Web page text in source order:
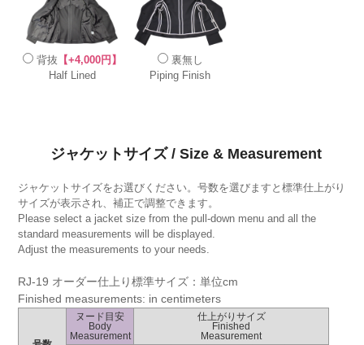
背抜 【+4,000円】
Half Lined
裏無し
Piping Finish
ジャケットサイズ / Size & Measurement
ジャケットサイズをお選びください。号数を選びますと標準仕上がり
サイズが表示され、補正で調整できます。
Please select a jacket size from the pull-down menu and all the
standard measurements will be displayed.
Adjust the measurements to your needs.
RJ-19 オーダー仕上り標準サイズ：単位cm
Finished measurements: in centimeters
ヌード目安
Body
Measurement
仕上がりサイズ
Finished
Measurement